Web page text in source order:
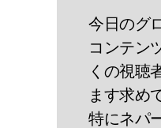
今日のグ
コンテン
くの視聴
ます求め
特にネパ